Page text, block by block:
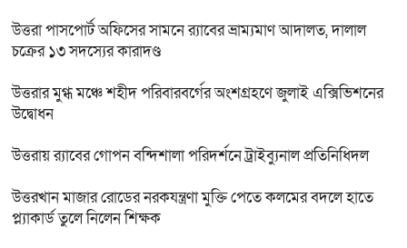
উত্তরা পাসপোর্ট অফিসের সামনে র‍্যাবের ভ্রাম্যমাণ আদালত, দালাল
চক্রের ১৩ সদস্যের কারাদণ্ড
উত্তরার মুগ্ধ মঞ্চে শহীদ পরিবারবর্গের অংশগ্রহণে জুলাই এক্সিভিশনের
উদ্বোধন
উত্তরায় র‍্যাবের গোপন বন্দিশালা পরিদর্শনে ট্রাইব্যুনাল প্রতিনিধিদল
উত্তরখান মাজার রোডের নরকযন্ত্রণা মুক্তি পেতে কলমের বদলে হাতে
প্ল্যাকার্ড তুলে নিলেন শিক্ষক